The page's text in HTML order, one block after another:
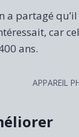
a partagé
car
ans.
APPAREIL